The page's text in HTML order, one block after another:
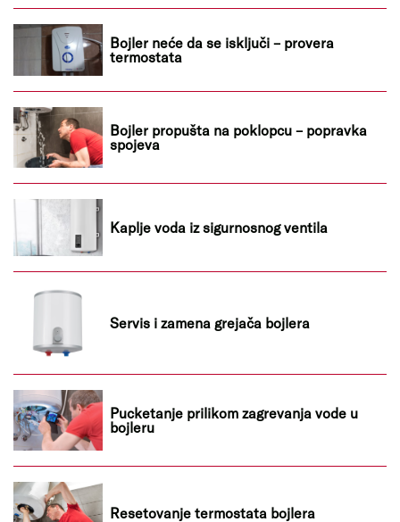
Bojler neće da se isključi – provera
termostata
Bojler propušta na poklopcu – popravka
spojeva
Kaplje voda iz sigurnosnog ventila
Servis i zamena grejača bojlera
Pucketanje prilikom zagrevanja vode u
bojleru
Resetovanje termostata bojlera